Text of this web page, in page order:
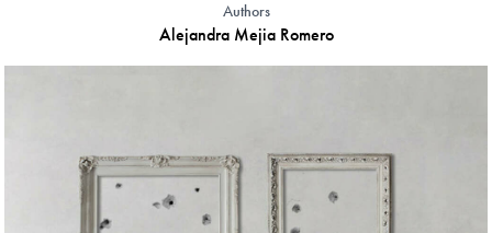
Authors
Alejandra Mejia Romero